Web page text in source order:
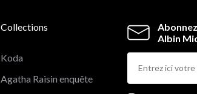
Albin
Collections
Koda
Agatha Raisin enquête